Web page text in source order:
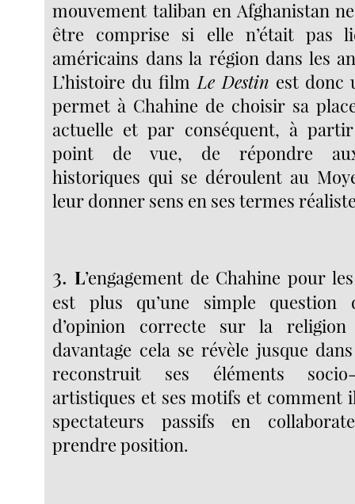
mouvement taliban en Afghanistan
être comprise si elle n’était pas
américains dans la région dans les
L’histoire du filmLe Destin est donc
permet à Chahine de choisir sa
actuelle et par conséquent, à
point de vue, de répondre aux
historiques qui se déroulent au
leur donner sens en ses termes
3. L’engagement de Chahine pour
est plus qu’une simple question
d’opinion correcte sur la
davantage cela se révèle jusque
reconstruit ses éléments
artistiques et ses motifs et comment
spectateurs passifs en
prendre position.